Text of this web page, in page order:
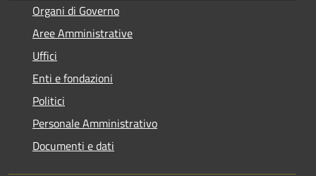
Organi di Governo
Aree Amministrative
Uffici
Enti e fondazioni
Politici
Personale Amministrativo
Documenti e dati